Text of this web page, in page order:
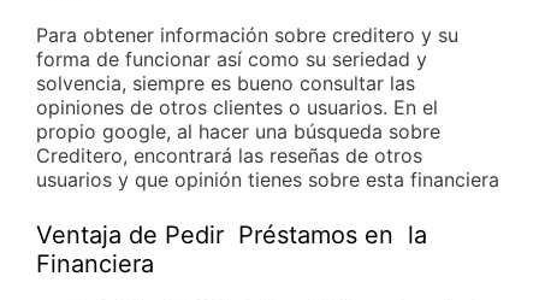
Para obtener información sobre creditero y su
forma de funcionar así como su seriedad y
solvencia, siempre es bueno consultar las
opiniones de otros clientes o usuarios. En el
propio google, al hacer una búsqueda sobre
Creditero, encontrará las reseñas de otros
usuarios y que opinión tienes sobre esta financiera
Ventaja de Pedir Préstamos en la
Financiera